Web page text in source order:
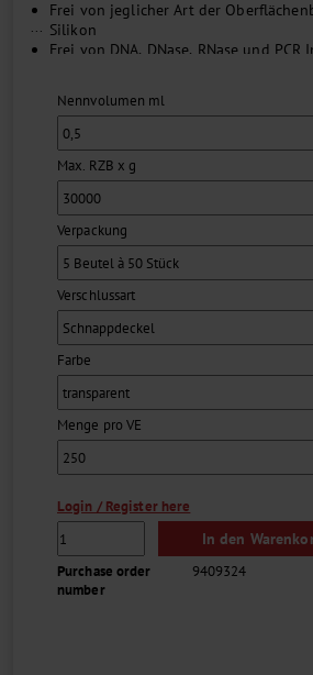
Frei von jeglicher Art der
Silikon
Frei von DNA, DNase, RNase und PCR
ausgewählte Polypropylensorte
Hohe Transparenz
...
Nennvolumen ml
Max. RZB x g
Verpackung
Verschlussart
Farbe
Menge pro VE
Login / Register here
In den
Purchase order
number
9409324